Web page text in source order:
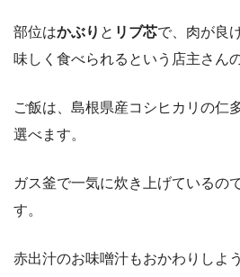
部位はかぶり と リブ芯で、肉が良
味しく食べられるという店主さん
ご飯は、島根県産コシヒカリの仁
選べます。
ガス釜で一気に炊き上げているの
す。
赤出汁のお味噌汁もおかわりしよ